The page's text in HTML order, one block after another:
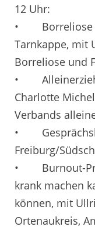
12 Uhr:
• Borreliose -
Tarnkappe, mit
Borreliose und
•
Charlotte
Verbands
•
Freiburg/
• Burnout-
krank machen
können, mit
Ortenaukreis,